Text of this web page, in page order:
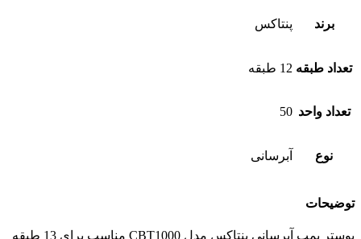
برند پنتاکس
تعداد طبقه 12 طبقه
تعداد واحد 50
نوع آبرسانی
توضیحات
بوستر پمپ آبرسانی پنتاکس مدل CBT1000 مناسب برای 13 طبقه